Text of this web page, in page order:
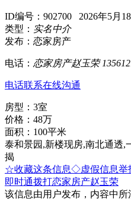
ID编号：902700 2026年5月
类型： 实名中介
发布：恋家房产
电话： 恋家房产赵玉荣
电话联系在线沟通
房型：3室
价格：48万
面积：100平米
泰和景园,新楼现房,南北通透,
揭
☆收藏这条信息◇虚假信息举
即时通拨打恋家房产赵玉荣
该信息由用户发布，内容中